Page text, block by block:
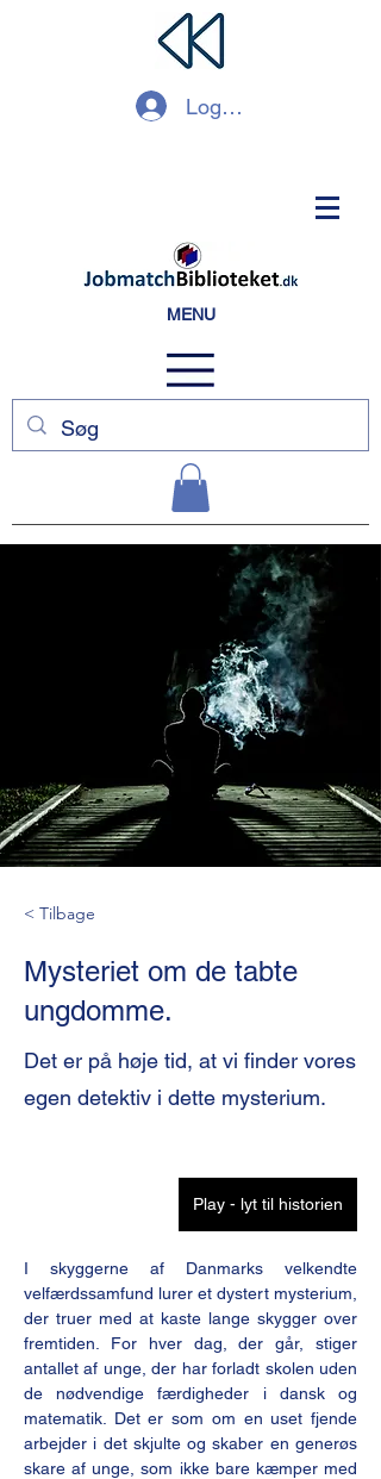
Log ind
MENU
< Tilbage
Mysteriet om de tabte
ungdomme.
Det er på høje tid, at vi finder vores
egen detektiv i dette mysterium.
Play - lyt til historien
I skyggerne af Danmarks velkendte
velfærdssamfund lurer et dystert mysterium,
der truer med at kaste lange skygger over
fremtiden. For hver dag, der går, stiger
antallet af unge, der har forladt skolen uden
de nødvendige færdigheder i dansk og
matematik. Det er som om en uset fjende
arbejder i det skjulte og skaber en generøs
skare af unge, som ikke bare kæmper med